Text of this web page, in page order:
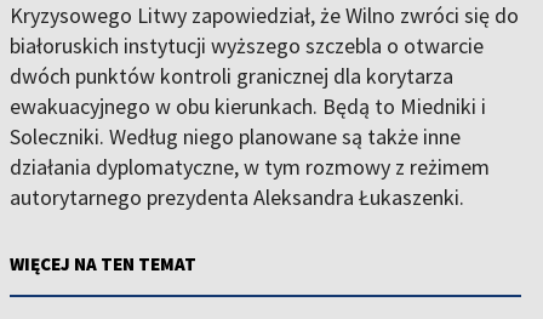
Kryzysowego Litwy zapowiedział, że Wilno zwróci się do
białoruskich instytucji wyższego szczebla o otwarcie
dwóch punktów kontroli granicznej dla korytarza
ewakuacyjnego w obu kierunkach. Będą to Miedniki i
Soleczniki. Według niego planowane są także inne
działania dyplomatyczne, w tym rozmowy z reżimem
autorytarnego prezydenta Aleksandra Łukaszenki.
WIĘCEJ NA TEN TEMAT